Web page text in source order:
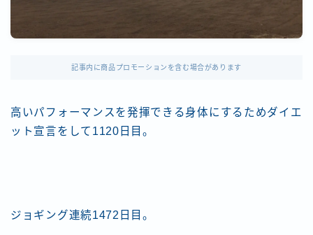
記事内に商品プロモーションを含む場合があります
高いパフォーマンスを発揮できる身体にするためダイエ
ット宣言をして1120日目。
ジョギング連続1472日目。